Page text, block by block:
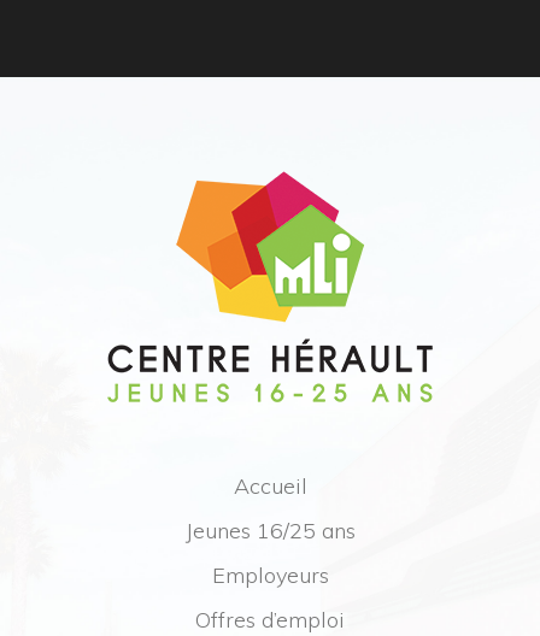
Accueil
Jeunes 16/25 ans
Employeurs
Offres d’emploi